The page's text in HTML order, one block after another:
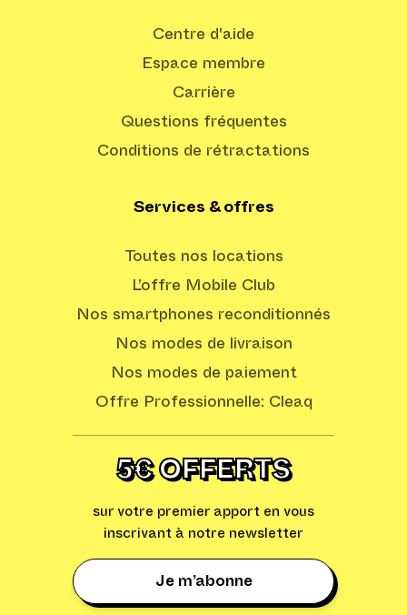
Centre d'aide
Espace membre
Carrière
Questions fréquentes
Conditions de rétractations
Services & offres
Toutes nos locations
L’offre Mobile Club
Nos smartphones reconditionnés
Nos modes de livraison
Nos modes de paiement
Offre Professionnelle: Cleaq
5€ OFFERTS
sur votre premier apport en vous
inscrivant à notre newsletter
Je m’abonne